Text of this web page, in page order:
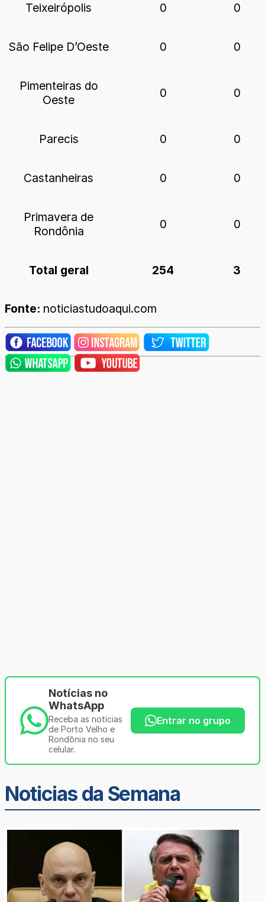
Teixeirópolis 0 0
São Felipe D’Oeste 0 0
Pimenteiras do
Oeste
0 0
Parecis 0 0
Castanheiras 0 0
Primavera de
Rondônia
0 0
Total geral 254 3
Fonte: noticiastudoaqui.com
Notícias no
WhatsApp
Receba as notícias
de Porto Velho e
Rondônia no seu
celular.
Entrar no grupo
Noticias da Semana